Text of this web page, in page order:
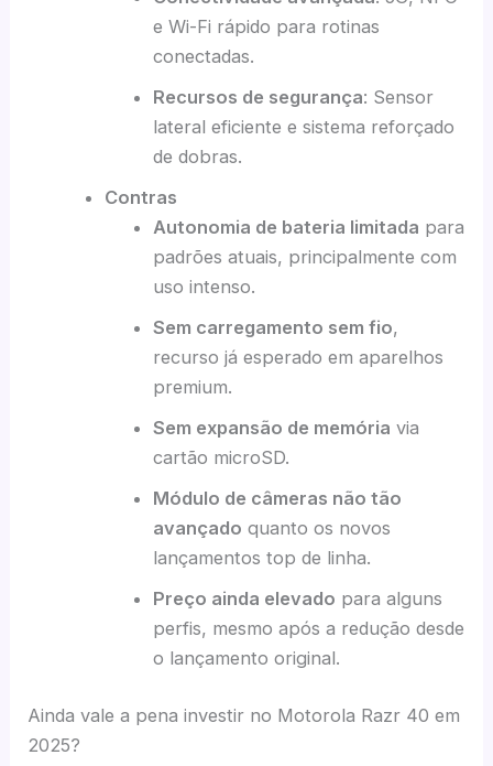
e Wi-Fi rápido para rotinas
conectadas.
Recursos de segurança: Sensor
lateral eficiente e sistema reforçado
de dobras.
Contras
Autonomia de bateria limitada para
padrões atuais, principalmente com
uso intenso.
Sem carregamento sem fio,
recurso já esperado em aparelhos
premium.
Sem expansão de memória via
cartão microSD.
Módulo de câmeras não tão
avançado quanto os novos
lançamentos top de linha.
Preço ainda elevado para alguns
perfis, mesmo após a redução desde
o lançamento original.
Ainda vale a pena investir no Motorola Razr 40 em
2025?